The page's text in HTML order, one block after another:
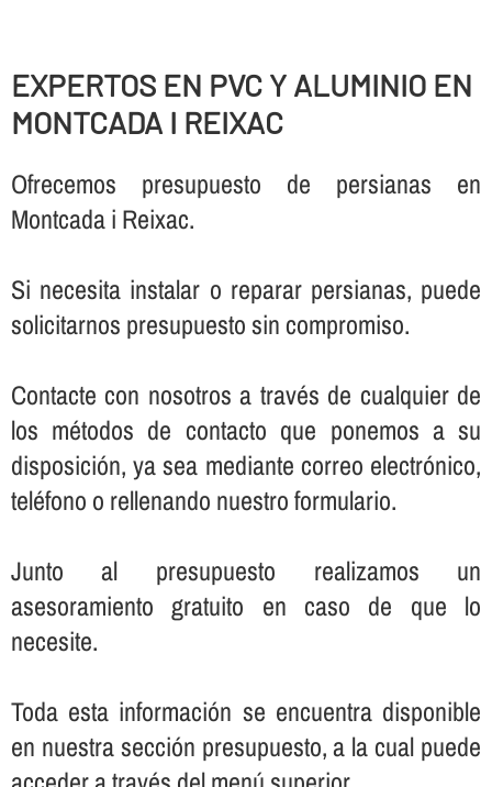
EXPERTOS EN PVC Y ALUMINIO EN
MONTCADA I REIXAC
Ofrecemos presupuesto de persianas en
Montcada i Reixac.
Si necesita instalar o reparar persianas, puede
solicitarnos presupuesto sin compromiso.
Contacte con nosotros a través de cualquier de
los métodos de contacto que ponemos a su
disposición, ya sea mediante correo electrónico,
teléfono o rellenando nuestro formulario.
Junto al presupuesto realizamos un
asesoramiento gratuito en caso de que lo
necesite.
Toda esta información se encuentra disponible
en nuestra sección presupuesto, a la cual puede